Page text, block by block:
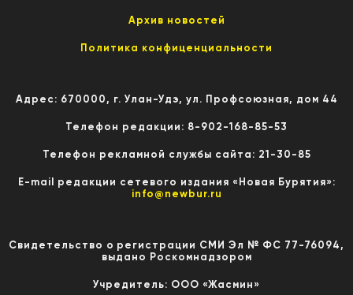
Архив новостей
Политика конфиценциальности
Адрес: 670000, г. Улан-Удэ, ул. Профсоюзная, дом 44
Телефон редакции: 8-902-168-85-53
Телефон рекламной службы сайта: 21-30-85
E-mail редакции сетевого издания «Новая Бурятия»:
info@newbur.ru
Свидетельство о регистрации СМИ Эл № ФС 77-76094,
выдано Роскомнадзором
Учредитель: ООО «Жасмин»